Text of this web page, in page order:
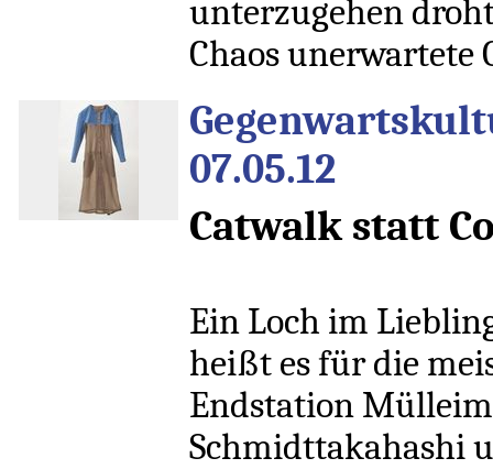
unterzugehen
Chaos unerwartete
07.05.12
Catwalk statt
Ein Loch im
heißt es für die
Endstation
Schmidttakahashi